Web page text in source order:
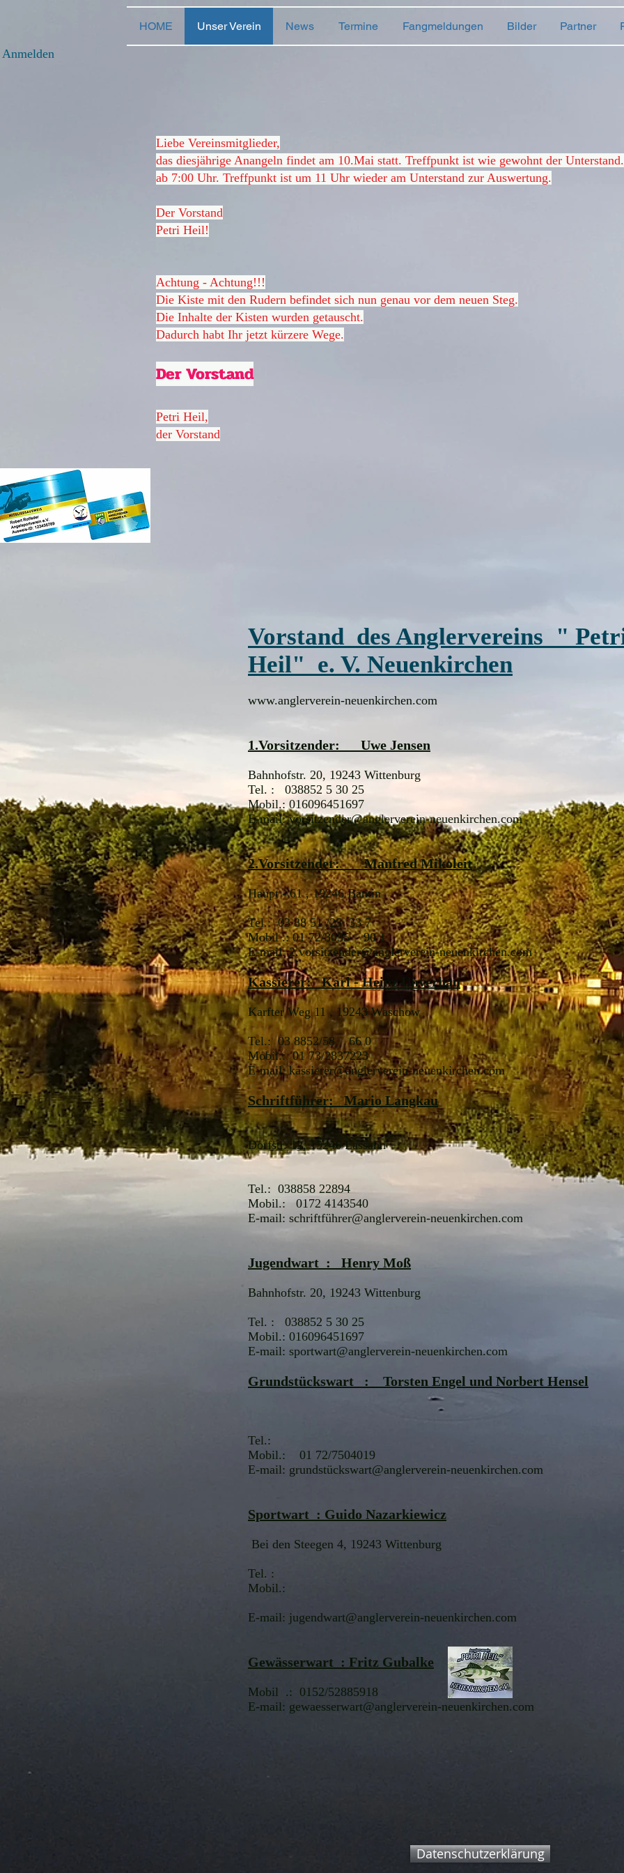
Anmelden
HOME Unser Verein News Termine Fangmeldungen Bilder Partner
Liebe Vereinsmitglieder,
das diesjährige Anangeln findet am 10.Mai statt. Treffpunkt ist wie gewohnt der
ab 7:00 Uhr. Treffpunkt ist um 11 Uhr wieder am Unterstand zur Auswertung.
Der Vorstand
Petri Heil!
Achtung - Achtung!!!
Die Kiste mit den Rudern befindet sich nun genau vor dem neuen Steg.
Die Inhalte der Kisten wurden getauscht.
Dadurch habt Ihr jetzt kürzere Wege.
Der Vorstand
Petri Heil,
der Vorstand
Vorstand des Anglervereins "
Heil" e. V. Neuenkirchen
www.anglerverein-neuenkirchen.com
1.Vorsitzender: Uwe Jensen
Bahnhofstr. 20, 19243 Wittenburg
Tel. : 038852 5 30 25
Mobil.: 016096451697
E-mail:vorsitzender@anglerverein-neuenkirchen.com
2.Vorsitzender: Manfred Mikoleit
Haupt - 61 , 19246 Bantin
Tel.: 03 88 51 /25 33 7
Mobil .: 01 72/3035 90 1
E-mail:2.vorsitzender@anglerverein-neuenkirchen.com
Kassierer: Karl - Heinz Unverhau
Karfter Weg 11 , 19243 Waschow
Tel.: 03 8852/58 66 0
Mobil.: 01 73/2837223
E-mail:kassierer@anglerverein-neuenkirchen.com
Schriftführer: Mario Langkau
Dorfstr. 12,19246 Lassahn
Tel.: 038858 22894
Mobil.: 0172 4143540
E-mail: schriftführer@anglerverein-neuenkirchen.com
Jugendwart : Henry Moß
Bahnhofstr. 20, 19243 Wittenburg​
Tel. : 038852 5 30 25
Mobil.: 016096451697
E-mail: sportwart@anglerverein-neuenkirchen.com
Grundstückswart : Torsten Engel und Norbert Hensel
Tel.:
Mobil.: 01 72/7504019
E-mail: grundstückswart@anglerverein-neuenkirchen.com
Sportwart : Guido Nazarkiewicz
Bei den Steegen 4, 19243 Wittenburg​
Tel. :
Mobil.:
E-mail: jugendwart@anglerverein-neuenkirchen.com
Gewässerwart : Fritz Gubalke
Mobil .: 0152/52885918
E-mail: gewaesserwart@anglerverein-neuenkirchen.com
Datenschutzerklärung